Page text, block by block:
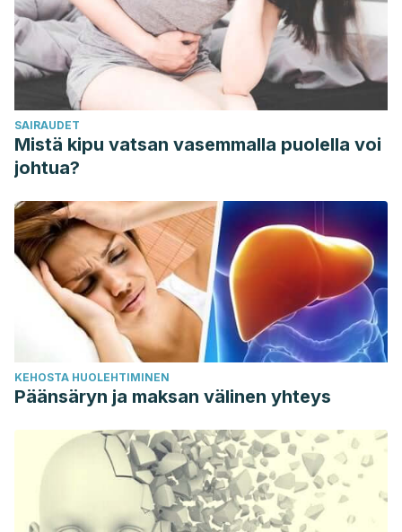
SAIRAUDET
Mistä kipu vatsan vasemmalla puolella voi
johtua?
KEHOSTA HUOLEHTIMINEN
Päänsäryn ja maksan välinen yhteys